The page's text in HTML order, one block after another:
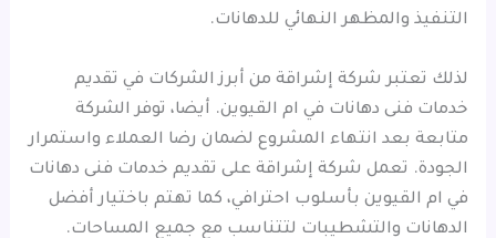
التنفيذ والمظهر النهائي للدهانات.
لذلك تعتبر شركة إشراقة من أبرز الشركات في تقديم
خدمات فنى دهانات في ام القيوين. أيضا، توفر الشركة
متابعة بعد انتهاء المشروع لضمان رضا العملاء واستمرار
الجودة. تعمل شركة إشراقة على تقديم خدمات فنى دهانات
في ام القيوين بأسلوب احترافي، كما تهتم باختيار أفضل
الدهانات والتشطيبات لتتناسب مع جميع المساحات.